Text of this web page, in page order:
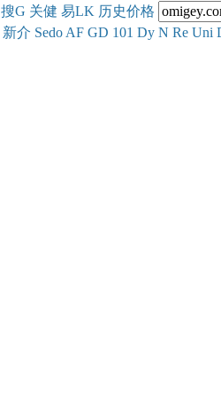
搜G 关健 易LK 历史价格
新介 Sedo AF GD 101 Dy N Re Uni